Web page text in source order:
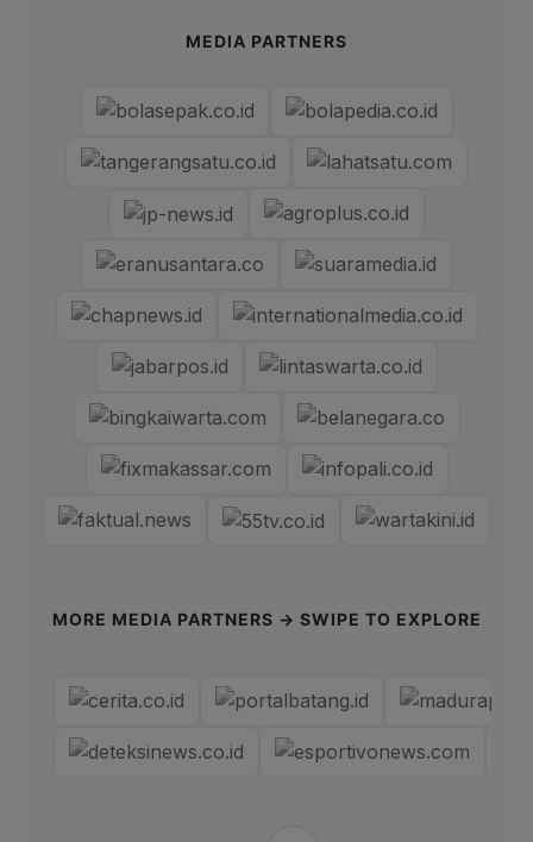
MEDIA PARTNERS
MORE MEDIA PARTNERS → SWIPE TO EXPLORE